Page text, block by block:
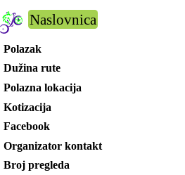
Naslovnica
Polazak
Dužina rute
Polazna lokacija
Kotizacija
Facebook
Organizator kontakt
Broj pregleda